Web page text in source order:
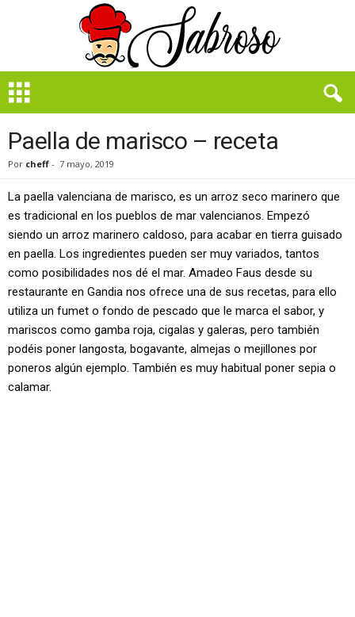
e
b
Paella de marisco – receta
Por cheff - 7 mayo, 2019
La paella valenciana de marisco, es un arroz seco marinero que
es tradicional en los pueblos de mar valencianos. Empezó
siendo un arroz marinero caldoso, para acabar en tierra guisado
en paella. Los ingredientes pueden ser muy variados, tantos
como posibilidades nos dé el mar. Amadeo Faus desde su
restaurante en Gandia nos ofrece una de sus recetas, para ello
utiliza un fumet o fondo de pescado que le marca el sabor, y
mariscos como gamba roja, cigalas y galeras, pero también
podéis poner langosta, bogavante, almejas o mejillones por
poneros algún ejemplo. También es muy habitual poner sepia o
calamar.